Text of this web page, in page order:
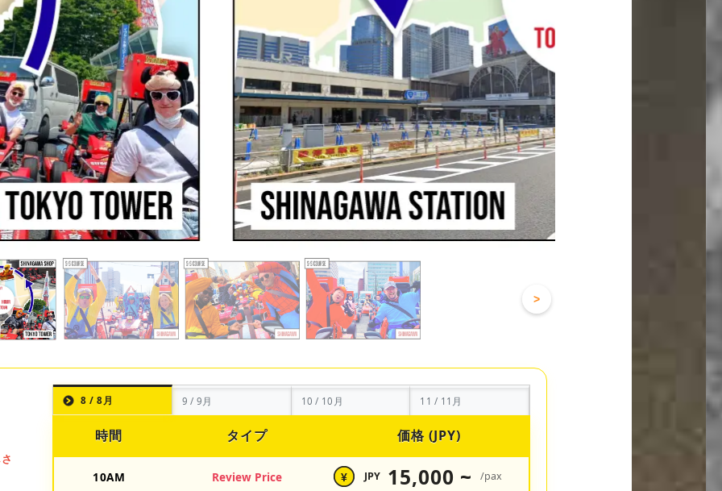
>
8 / 8月 9 / 9月 10 / 10月 11 / 11月
時間 タイプ 価格 (JPY)
10AM Review Price ¥ JPY 15,000 ~ /pax